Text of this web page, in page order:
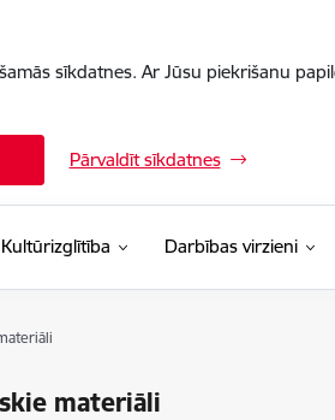
sīkdatnes. Ar Jūsu piekrišanu
Pārvaldīt sīkdatnes
Kultūrizglītība Darbības virzieni
materiāli